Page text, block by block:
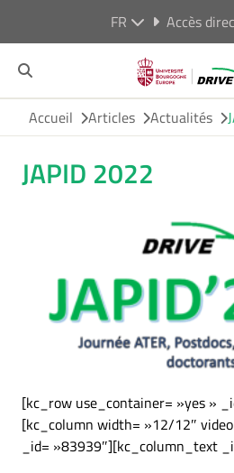
FR Accès
Accueil Articles Actualités
JAPID 2022
[kc_row use_container= »yes »
[kc_column width= »12/12″
_id= »83939″][kc_column_text